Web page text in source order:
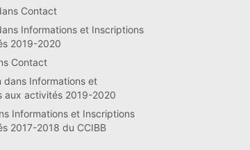
Contact
Informations et Inscriptions
2019-2020
Contact
dans Informations et
aux activités 2019-2020
Informations et Inscriptions
2017-2018 du CCIBB